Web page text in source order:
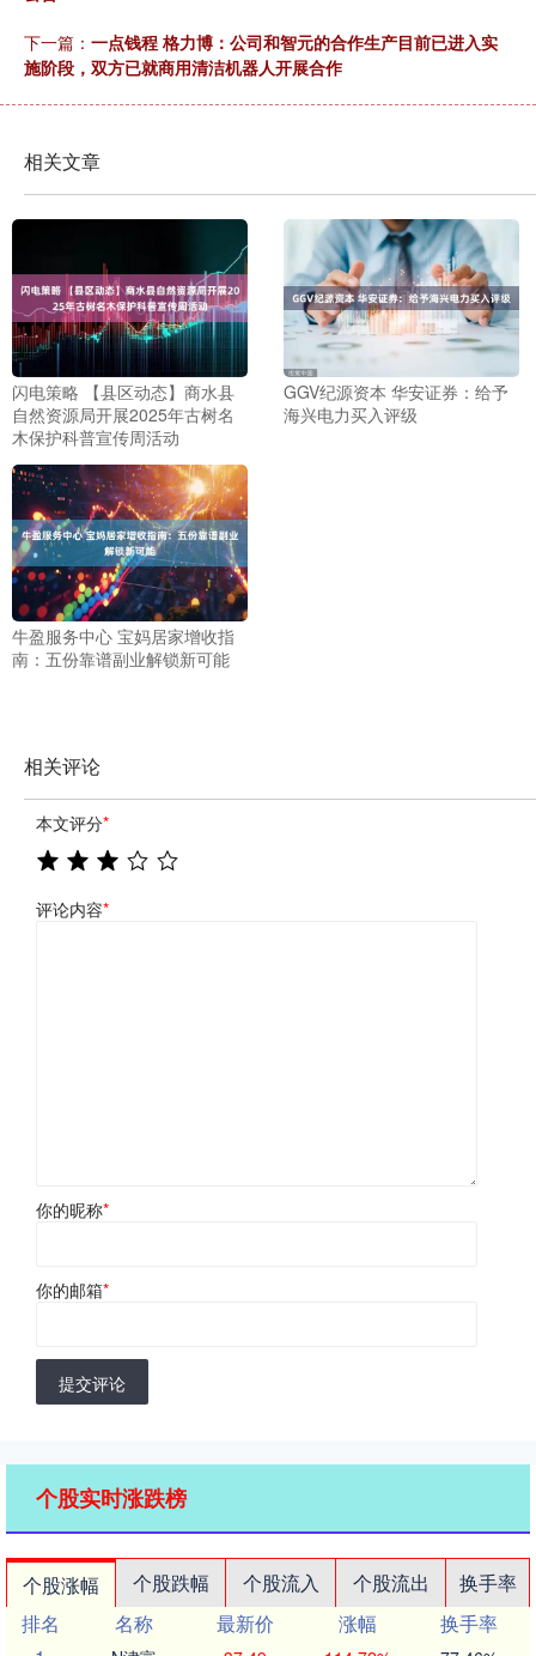
下一篇： 一点钱程 格力博：公司和智元的合作生产目前已进入实
施阶段，双方已就商用清洁机器人开展合作
相关文章
闪电策略 【县区动态】商水县
自然资源局开展2025年古树名
木保护科普宣传周活动
GGV纪源资本 华安证券：给予
海兴电力买入评级
牛盈服务中心 宝妈居家增收指
南：五份靠谱副业解锁新可能
相关评论
本文评分*
评论内容*
你的昵称*
你的邮箱*
提交评论
个股实时涨跌榜
个股涨幅 个股跌幅 个股流入 个股流出
换手率
排名
名称 最新价 涨幅
换手率